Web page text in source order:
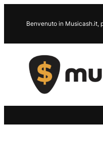
Benvenuto in Musicash.it,